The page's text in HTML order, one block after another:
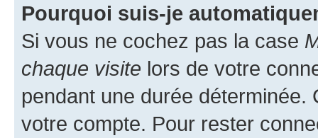
Pourquoi suis-je
Si vous ne cochez pas la case
chaque visite lors de votre
pendant une durée déterminée.
votre compte. Pour rester